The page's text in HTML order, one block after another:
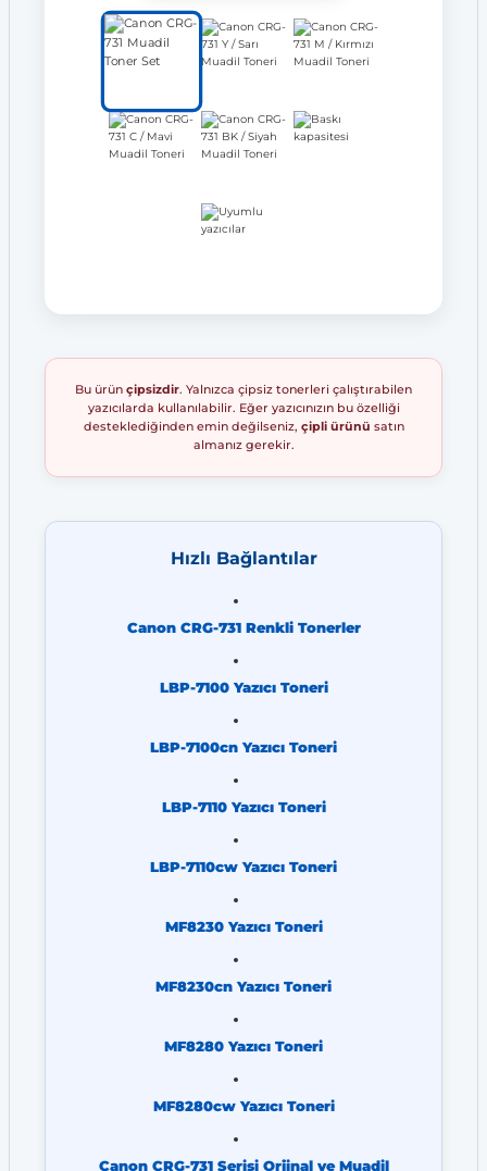
Bu ürün çipsizdir. Yalnızca çipsiz tonerleri çalıştırabilen
yazıcılarda kullanılabilir. Eğer yazıcınızın bu özelliği
desteklediğinden emin değilseniz, çipli ürünü satın
almanız gerekir.
Hızlı Bağlantılar
Canon CRG-731 Renkli Tonerler
LBP-7100 Yazıcı Toneri
LBP-7100cn Yazıcı Toneri
LBP-7110 Yazıcı Toneri
LBP-7110cw Yazıcı Toneri
MF8230 Yazıcı Toneri
MF8230cn Yazıcı Toneri
MF8280 Yazıcı Toneri
MF8280cw Yazıcı Toneri
Canon CRG-731 Serisi Orjinal ve Muadil